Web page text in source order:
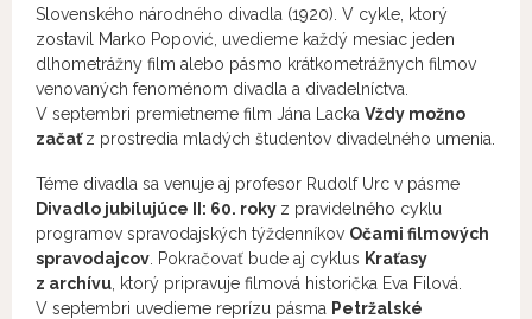
Slovenského národného divadla (1920). V cykle, ktorý
zostavil Marko Popović, uvedieme každý mesiac jeden
dlhometrážny film alebo pásmo krátkometrážnych filmov
venovaných fenoménom divadla a divadelníctva.
V septembri premietneme film Jána Lacka Vždy možno
začaťz prostredia mladých študentov divadelného umenia.
Téme divadla sa venuje aj profesor Rudolf Urc v pásme
Divadlo jubilujúce II: 60. roky z pravidelného cyklu
programov spravodajských týždenníkov Očami filmových
spravodajcov . Pokračovať bude aj cyklus Kraťasy
z archívu , ktorý pripravuje filmová historička Eva Filová.
V septembri uvedieme reprízu pásma Petržalské